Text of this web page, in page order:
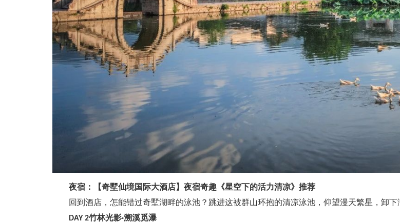
夜宿：【奇墅仙境国际大酒店】夜宿奇趣《星空下的活力清凉》推荐
回到酒店，怎能错过奇墅湖畔的泳池？跳进这被群山环抱的清凉泳池，仰望漫天繁星，卸下
DAY 2竹林光影·溯溪觅瀑